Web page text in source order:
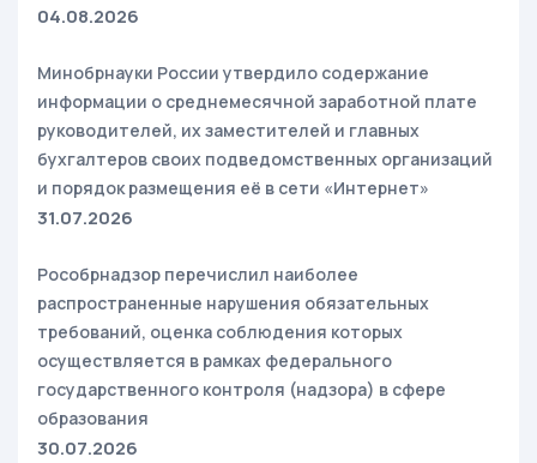
04.08.2026
Минобрнауки России утвердило содержание
информации о среднемесячной заработной плате
руководителей, их заместителей и главных
бухгалтеров своих подведомственных организаций
и порядок размещения её в сети «Интернет»
31.07.2026
Рособрнадзор перечислил наиболее
распространенные нарушения обязательных
требований, оценка соблюдения которых
осуществляется в рамках федерального
государственного контроля (надзора) в сфере
образования
30.07.2026